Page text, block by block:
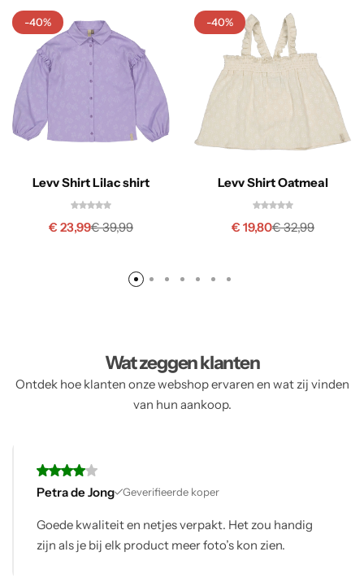
-40%
Levv Shirt Lilac shirt
€39,99
€ 23,99
-40%
Levv Shirt Oatmeal
€32,99
€ 19,80
Wat zeggen klanten
Ontdek hoe klanten onze webshop ervaren en wat zij vinden
van hun aankoop.
Petra de Jong Geverifieerde koper
Goede kwaliteit en netjes verpakt. Het zou handig
zijn als je bij elk product meer foto’s kon zien.